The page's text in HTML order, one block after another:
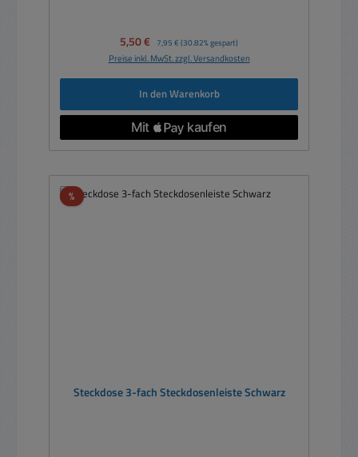
Verkaufspreis:
5,50 € Regulärer Preis:
7,95 € (30.82% gespart)
Preise inkl. MwSt. zzgl. Versandkosten
In den Warenkorb
%Rabatt
Steckdose 3-fach Steckdosenleiste Schwarz